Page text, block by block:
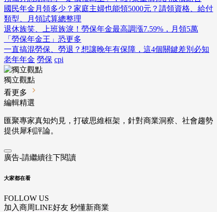
國民年金月領多少？家庭主婦也能領5000元？請領資格、給付
類型、月領試算總整理
退休族笑、上班族淚！勞保年金最高調漲7.59%，月領5萬
「勞保年金王」恐更多
一直搞混勞保、勞退？想讓晚年有保障，這4個關鍵差別必知
老年年金 勞保 cpi
獨立觀點
看更多
編輯精選
匯聚專家真知灼見，打破思維框架，針對商業洞察、社會趨勢
提供犀利評論。
廣告-請繼續往下閱讀
大家都在看
FOLLOW US
加入商周LINE好友 秒懂新商業